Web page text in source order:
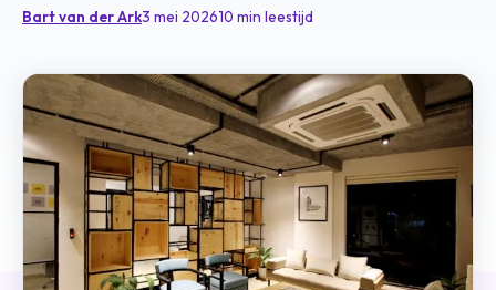
Bart van der Ark3 mei 202610 min leestijd